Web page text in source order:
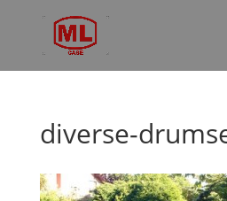
diverse-